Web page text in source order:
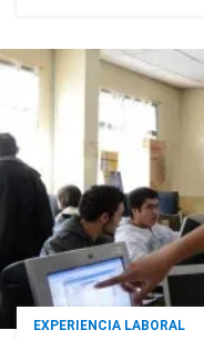
EXPERIENCIA LABORAL